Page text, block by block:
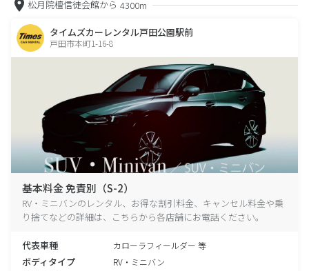
松月院檀信徒会館から 4300m
タイムズカーレンタル戸田公園駅前
戸田市本町1-16-8
基本料金 免責別（S-2）
RV・ミニバンのレンタル、お得な割引料金、キャンセル料金や乗
り捨てなどの詳細は、こちらから各店舗にお電話ください。
代表車種 カローラフィールダー 等
ボディタイプ RV・ミニバン